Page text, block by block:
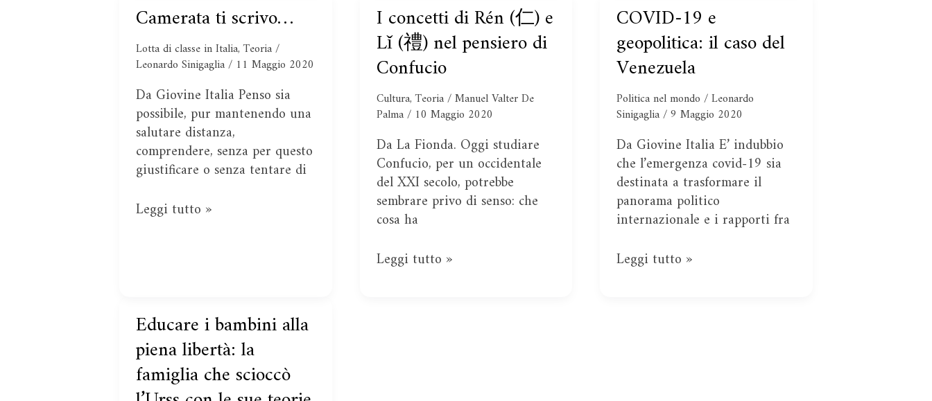
Camerata ti scrivo…
Lotta di classe in Italia,Teoria/
Leonardo Sinigaglia/ 11 Maggio 2020
Da Giovine Italia Penso sia
possibile, pur mantenendo una
salutare distanza,
comprendere, senza per questo
giustificare o senza tentare di
Camerata
scrivo…
Leggi tutto »
I concetti di Rén (仁) e
Lǐ (禮) nel pensiero di
Confucio
Cultura,Teoria/Manuel Valter De
Palma/ 10 Maggio 2020
Da La Fionda. Oggi studiare
Confucio, per un occidentale
del XXI secolo, potrebbe
sembrare privo di senso: che
cosa ha
I
concetti
di
Rén
(仁)
e
(禮)
nel
pensiero
di
Confucio
Leggi tutto »
COVID-19 e
geopolitica: il caso del
Venezuela
Politica nel mondo /Leonardo
Sinigaglia/9 Maggio 2020
Da Giovine Italia E’ indubbio
che l’emergenza covid-19 sia
destinata a trasformare il
panorama politico
internazionale e i rapporti fra
COVID-
19
e
geopolitica:
il
caso
Venezuela
Leggi tutto »
Educare i bambini alla
piena libertà: la
famiglia che scioccò
Educare
i
bambini
alla